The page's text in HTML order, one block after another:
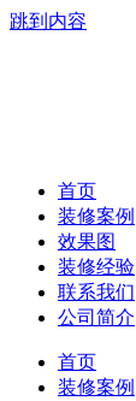
跳到内容
首页
装修案例
效果图
装修经验
联系我们
公司简介
首页
装修案例